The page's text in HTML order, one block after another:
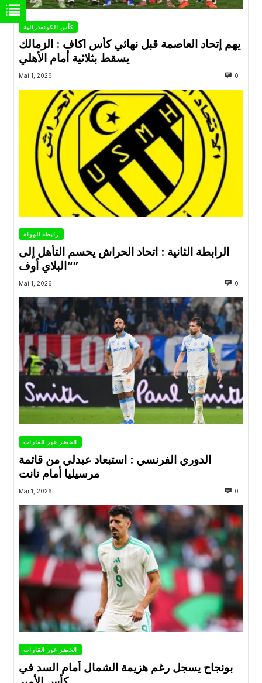
كأس الكونفدرالية
يهم إتحاد العاصمة قبل نهائي كأس اكاف : الزمالك
Mai 1, 2026 0
رابطة الهواة
الرابطة الثانية : اتحاد الحراش يحسم التأهل إلى
“البلاي أوف”
Mai 1, 2026 0
الخضر عبر القارات
الدوري الفرنسي : استبعاد عبدلي من قائمة
مرسيليا أمام نانت
Mai 1, 2026 0
الخضر عبر القارات
بونجاح يسجل رغم هزيمة الشمال أمام السد في